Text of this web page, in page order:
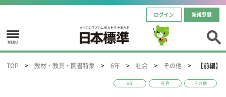
ログイン 新規登録
MENU
TOP 教材・教具・図書特集 6年 社会 その他 【前編】
6年 社会 その他